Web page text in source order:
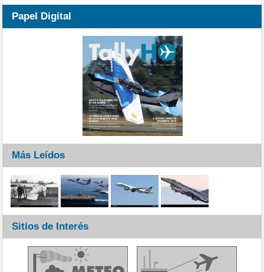
Papel Digital
Más Leídos
Sitios de Interés